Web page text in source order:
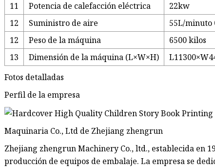
11
Potencia de calefacción eléctrica
22kw
12
Suministro de aire
55L/minuto
12
Peso de la máquina
6500 kilos
13
Dimensión de la máquina (L×W×H)
Fotos detalladas
Perfil de la empresa
Maquinaria Co., Ltd de Zhejiang zhengrun
Zhejiang zhengrun Machinery Co., ltd., establecida en
producción de equipos de embalaje. La empresa se